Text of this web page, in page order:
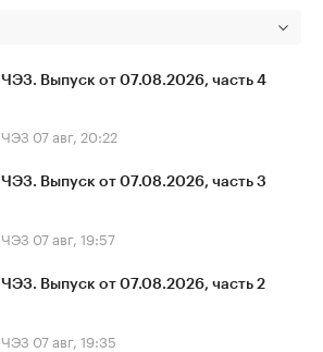
ЧЭЗ. Выпуск от 07.08.2026, часть 4
ЧЭЗ 07 авг, 20:22
ЧЭЗ. Выпуск от 07.08.2026, часть 3
ЧЭЗ 07 авг, 19:57
ЧЭЗ. Выпуск от 07.08.2026, часть 2
ЧЭЗ 07 авг, 19:35